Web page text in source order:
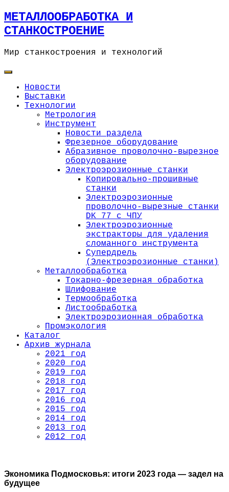
Skip
to
content
МЕТАЛЛООБРАБОТКА И
СТАНКОСТРОЕНИЕ
Мир станкостроения и технологий
Новости
Выставки
Технологии
Метрология
Инструмент
Новости раздела
Фрезерное оборудование
Абразивное проволочно-вырезное
оборудование
Электроэрозионные станки
Копировально-прошивные
станки
Электроэрозионные
проволочно-вырезные станки
DK 77 с ЧПУ
Электроэрозионные
экстракторы для удаления
сломанного инструмента
Супердрель
(Электроэрозионные станки)
Металлообработка
Токарно-фрезерная обработка
Шлифование
Термообработка
Листообработка
Электроэрозионная обработка
Промэкология
Каталог
Архив журнала
2021 год
2020 год
2019 год
2018 год
2017 год
2016 год
2015 год
2014 год
2013 год
2012 год
Экономика Подмосковья: итоги 2023 года — задел на
будущее